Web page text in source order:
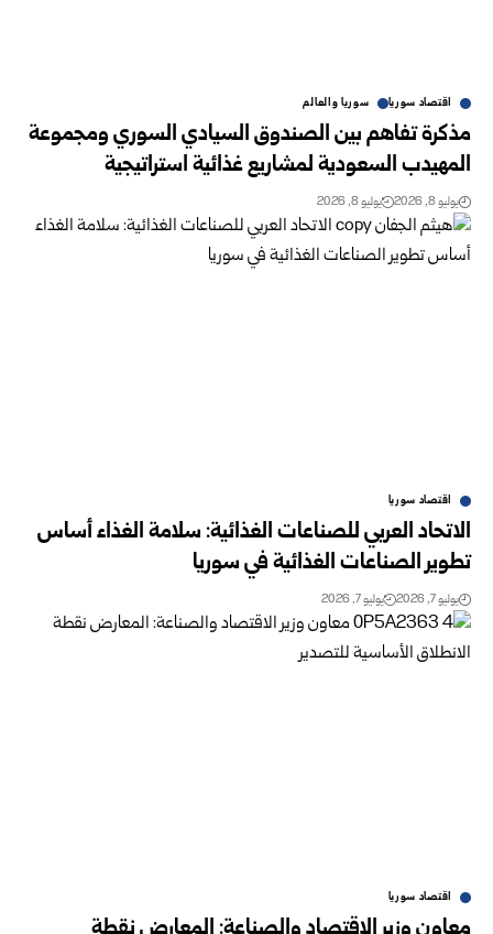
اقتصاد سوريا سوريا والعالم
مذكرة تفاهم بين الصندوق السيادي السوري ومجموعة
المهيدب السعودية لمشاريع غذائية استراتيجية
يوليو 8, 2026 يوليو 8, 2026
اقتصاد سوريا
الاتحاد العربي للصناعات الغذائية: سلامة الغذاء أساس
تطوير الصناعات ‏الغذائية في سوريا
يوليو 7, 2026 يوليو 7, 2026
اقتصاد سوريا